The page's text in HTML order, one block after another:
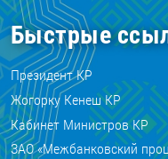
Быстрые
Президент КР
Жогорку Кенеш КР
Кабинет Министров КР
ЗАО «Межбанковский